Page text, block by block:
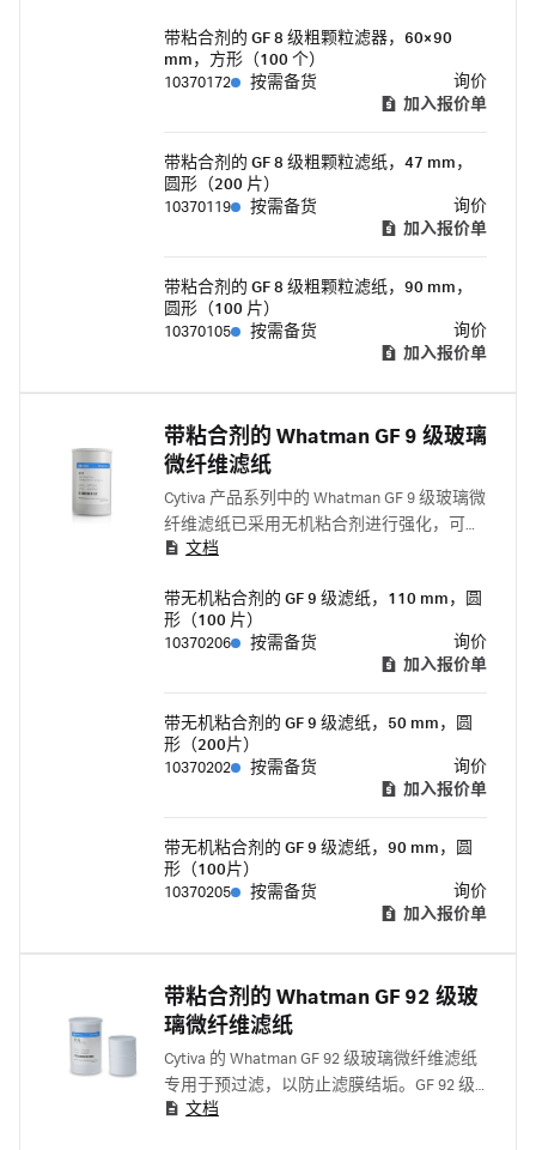
带粘合剂的 GF 8 级粗颗粒滤器，60×90
mm，方形（100 个）
10370172
按需备货
询价
加入报价单
带粘合剂的 GF 8 级粗颗粒滤纸，47 mm，
圆形（200 片）
10370119
按需备货
询价
加入报价单
带粘合剂的 GF 8 级粗颗粒滤纸，90 mm，
圆形（100 片）
10370105
按需备货
询价
加入报价单
带粘合剂的 Whatman GF 9 级玻璃
微纤维滤纸
Cytiva 产品系列中的 Whatman GF 9 级玻璃微
纤维滤纸已采用无机粘合剂进行强化，可用
于粗样品和较重样品的环境分析。
文档
带无机粘合剂的 GF 9 级滤纸，110 mm，圆
形（100 片）
10370206
按需备货
询价
加入报价单
带无机粘合剂的 GF 9 级滤纸，50 mm，圆
形（200片）
10370202
按需备货
询价
加入报价单
带无机粘合剂的 GF 9 级滤纸，90 mm，圆
形（100片）
10370205
按需备货
询价
加入报价单
带粘合剂的 Whatman GF 92 级玻
璃微纤维滤纸
Cytiva 的 Whatman GF 92 级玻璃微纤维滤纸
专用于预过滤，以防止滤膜结垢。GF 92 级
采用无机粘合剂增强。
文档